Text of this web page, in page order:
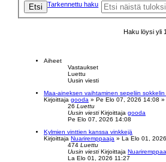
Etsi Tarkennettu haku
Haku löysi yli
Aiheet
Vastaukset
Luettu
Uusin viesti
Maa-aineksen vaihtaminen sepeliin
Kirjoittaja gooda » Pe Elo 07, 2026 14:08 »
26 Luettu
Uusin viestiKirjoittaja gooda
Pe Elo 07, 2026 14:08
Kylmien vinttien kanssa vinkkejä
Kirjoittaja Nuariremppaaja » La Elo 01,
474 Luettu
Uusin viestiKirjoittaja
La Elo 01, 2026 11:27